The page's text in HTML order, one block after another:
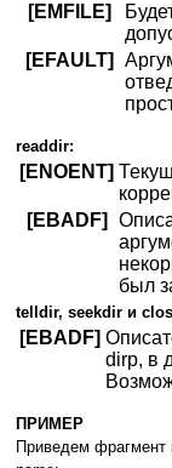
[EMFILE]
[EFAULT]
readdir:
[ENOENT]
[EBADF]
был
telldir, seekdir и
[EBADF]
dirp, в
ПРИМЕР
Приведем фрагмент